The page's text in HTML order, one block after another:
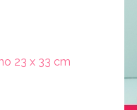
23 x 33 cm